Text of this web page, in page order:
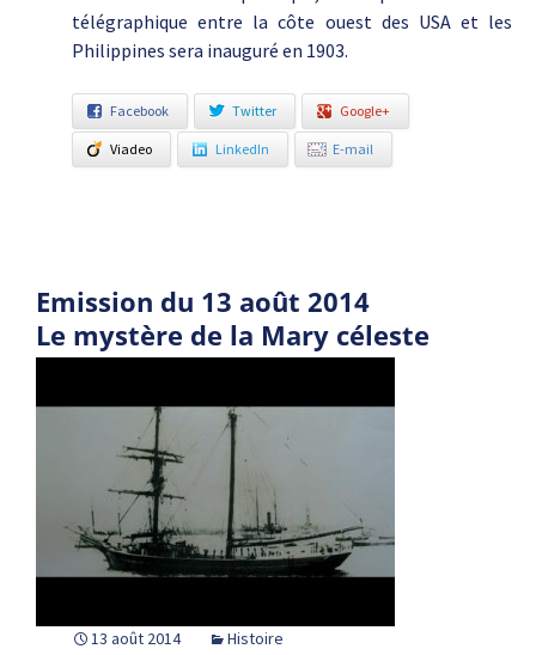
télégraphique entre la côte ouest des USA et les
Philippines sera inauguré en 1903.
Facebook Twitter Google+
Viadeo LinkedIn E-mail
Emission du 13 août 2014
Le mystère de la Mary céleste
13 août 2014 Histoire